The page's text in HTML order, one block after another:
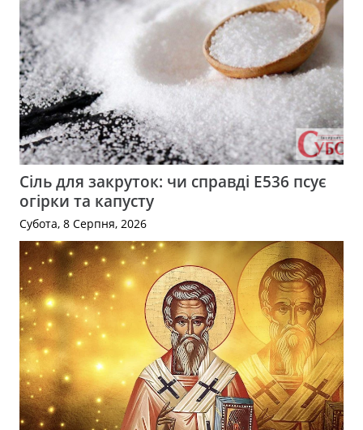
Сіль для закруток: чи справді Е536 псує
огірки та капусту
Субота, 8 Серпня, 2026